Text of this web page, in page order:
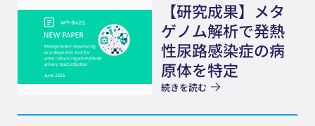
【研究成果】メタ
ゲノム解析で発熱
性尿路感染症の病
原体を特定
続きを読む